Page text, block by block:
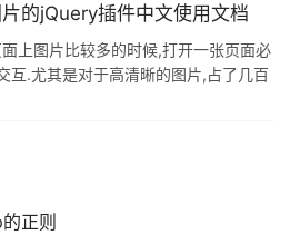
($array[$j] < $array[$j-1]){$tmp
的jQuery插件中文使用文档
上图片比较多的时候,打开一张页面必
互.尤其是对于高清晰的图片,占了几百
所在的位置. 这与图片预加载的处理
正则